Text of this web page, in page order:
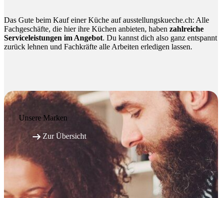
Das Gute beim Kauf einer Küche auf ausstellungskueche.ch: Alle
Fachgeschäfte, die hier ihre Küchen anbieten, haben zahlreiche
Serviceleistungen im Angebot. Du kannst dich also ganz entspannt
zurück lehnen und Fachkräfte alle Arbeiten erledigen lassen.
Unsere Marken
 Zur Übersicht